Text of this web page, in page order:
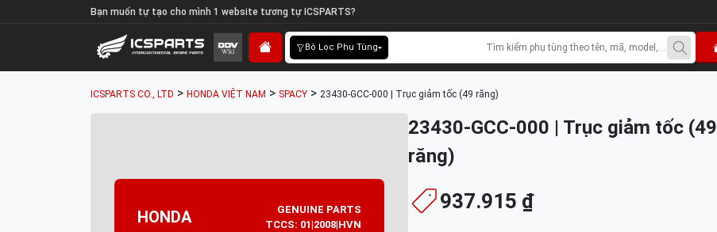
Bạn muốn tự tạo cho mình 1 website tương tự ICSPARTS?
Bộ Lọc Phụ Tùng
ICSPARTS CO., LTD > HONDA VIỆT NAM > SPACY > 23430-GCC-000 | Trục giảm tốc (49 răng)
HONDA
GENUINE PARTS
TCCS: 01|2008|HVN
23430-GCC-000 | Trục giảm tốc (49
răng)
937.915 ₫